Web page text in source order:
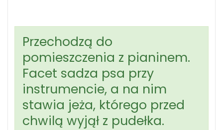
Przechodzą do
pomieszczenia z pianinem.
Facet sadza psa przy
instrumencie, a na nim
stawia jeża, którego przed
chwilą wyjął z pudełka.